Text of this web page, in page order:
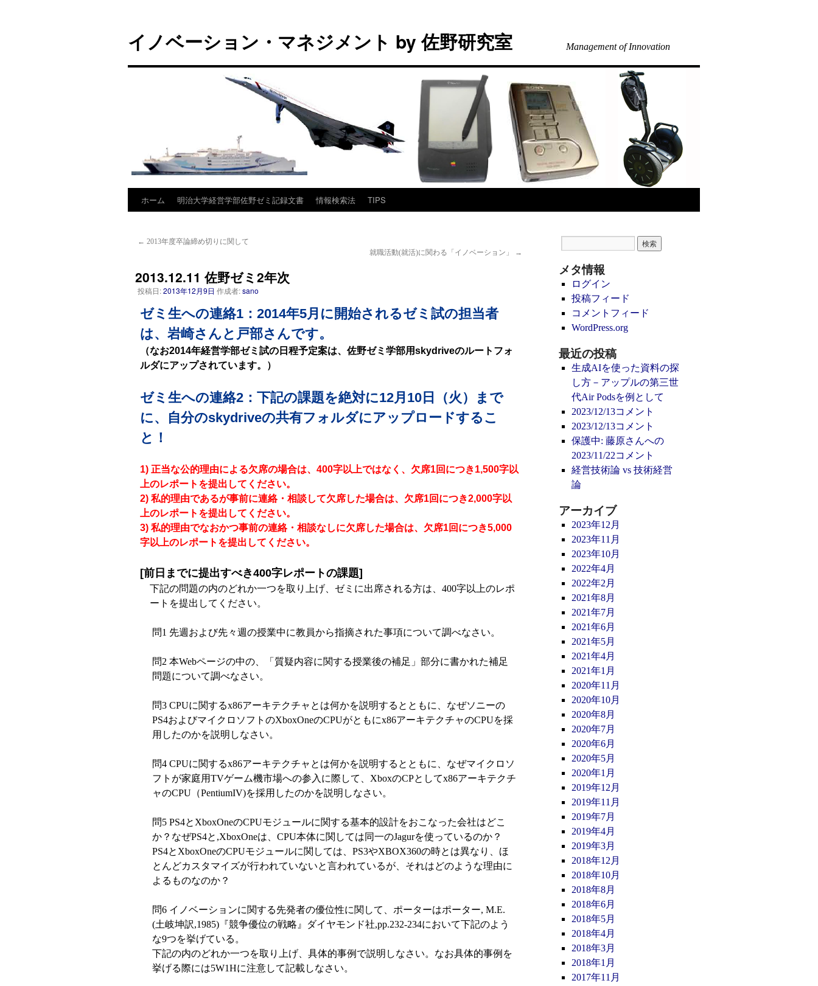
テ
イノベーション・マネジメント by 佐野研究室 Management of Innovation
ホーム 明治大学経営学部佐野ゼミ記録文書 情報検索法 TIPS
← 2013年度卒論締め切りに関して
就職活動(就活)に関わる「イノベーション」
→
2013.12.11 佐野ゼミ2年次
投稿日:2013年12月9日 作成者:sano
ゼミ生への連絡1：2014年5月に開始されるゼミ試の担当者
は、岩崎さんと戸部さんです。
（なお2014年経営学部ゼミ試の日程予定案は、佐野ゼミ学部用skydriveのルートフォ
ルダにアップされています。）
ゼミ生への連絡2：下記の課題を絶対に12月10日（火）まで
に、自分のskydriveの共有フォルダにアップロードするこ
と！
1) 正当な公的理由による欠席の場合は、400字以上ではなく、欠席1回につき1,500字以
上のレポートを提出してください。
2) 私的理由であるが事前に連絡・相談して欠席した場合は、欠席1回につき2,000字以
上のレポートを提出してください。
3) 私的理由でなおかつ事前の連絡・相談なしに欠席した場合は、欠席1回につき5,000
字以上のレポートを提出してください。
[前日までに提出すべき400字レポートの課題]
下記の問題の内のどれか一つを取り上げ、ゼミに出席される方は、400字以上のレポ
ートを提出してください。
問1 先週および先々週の授業中に教員から指摘された事項について調べなさい。
問2 本Webページの中の、「質疑内容に関する授業後の補足」部分に書かれた補足
問題について調べなさい。
問3 CPUに関するx86アーキテクチャとは何かを説明するとともに、なぜソニーの
PS4およびマイクロソフトのXboxOneのCPUがともにx86アーキテクチャのCPUを採
用したのかを説明しなさい。
問4 CPUに関するx86アーキテクチャとは何かを説明するとともに、なぜマイクロソ
フトが家庭用TVゲーム機市場への参入に際して、XboxのCPとしてx86アーキテクチ
ャのCPU（PentiumIV)を採用したのかを説明しなさい。
問5 PS4とXboxOneのCPUモジュールに関する基本的設計をおこなった会社はどこ
か？なぜPS4と,XboxOneは、CPU本体に関しては同一のJagurを使っているのか？
PS4とXboxOneのCPUモジュールに関しては、PS3やXBOX360の時とは異なり、ほ
とんどカスタマイズが行われていないと言われているが、それはどのような理由に
よるものなのか？
問6 イノベーションに関する先発者の優位性に関して、ポーターはポーター, M.E.
(土岐坤訳,1985)『競争優位の戦略』ダイヤモンド社,pp.232-234において下記のよう
な9つを挙げている。
下記の内のどれか一つを取り上げ、具体的事例で説明しなさい。なお具体的事例を
挙げる際には5W1Hに注意して記載しなさい。
メタ情報
ログイン
投稿フィード
コメントフィード
WordPress.org
最近の投稿
生成AIを使った資料の探
し方－アップルの第三世
代Air Podsを例として
2023/12/13コメント
2023/12/13コメント
保護中: 藤原さんへの
2023/11/22コメント
経営技術論 vs 技術経営
論
アーカイブ
2023年12月
2023年11月
2023年10月
2022年4月
2022年2月
2021年8月
2021年7月
2021年6月
2021年5月
2021年4月
2021年1月
2020年11月
2020年10月
2020年8月
2020年7月
2020年6月
2020年5月
2020年1月
2019年12月
2019年11月
2019年7月
2019年4月
2019年3月
2018年12月
2018年10月
2018年8月
2018年6月
2018年5月
2018年4月
2018年3月
2018年1月
2017年11月